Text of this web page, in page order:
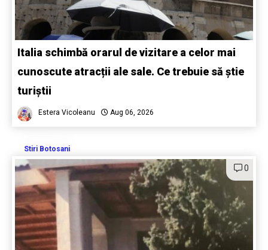
Italia schimbă orarul de vizitare a celor mai
cunoscute atracții ale sale. Ce trebuie să știe
turiștii
Estera Vicoleanu Aug 06, 2026
Stiri Botosani
0